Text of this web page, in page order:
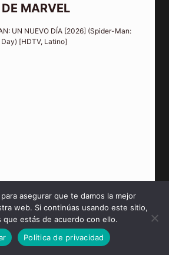
MARVEL
UN NUEVO DÍA [2026] (Spider-Man:
[HDTV, Latino]
asegurar que te damos la mejor
web. Si continúas usando este sitio,
que estás de acuerdo con ello.
Política de privacidad